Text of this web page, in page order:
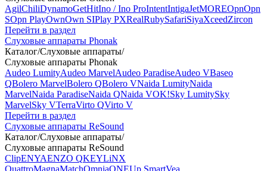
AgilChiliDynamoGetHitIno / Ino ProIntentIntigaJetMOREOpnOpn
SOpn PlayOwnOwn SIPlay PXRealRubySafariSiyaXceedZircon
Перейти в раздел
Слуховые аппараты Phonak
Каталог/Слуховые аппараты/
Слуховые аппараты Phonak
Audeo LumityAudeo MarvelAudeo ParadiseAudeo VBaseo
QBolero MarvelBolero QBolero VNaida LumityNaida
MarvelNaida ParadiseNaida QNaida VOK!Sky LumitySky
MarvelSky VTerraVirto QVirto V
Перейти в раздел
Слуховые аппараты ReSound
Каталог/Слуховые аппараты/
Слуховые аппараты ReSound
ClipENYAENZO QKEYLiNX
QuattroMagnaMatchOmniaONEUp SmartVea